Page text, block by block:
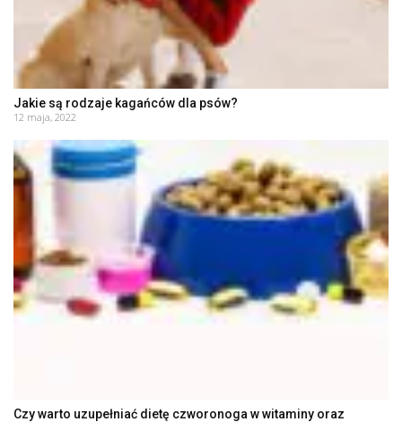
Jakie są rodzaje kagańców dla psów?
12 maja, 2022
Czy warto uzupełniać dietę czworonoga w witaminy oraz